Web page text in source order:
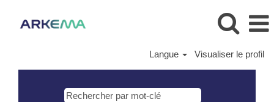
Langue Visualiser le profil